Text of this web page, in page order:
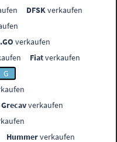
DFSKverkaufen
verkaufen
Fiatverkaufen
G
Grecavverkaufen
Hummerverkaufen